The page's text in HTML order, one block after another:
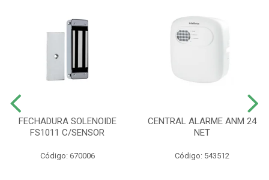
FECHADURA SOLENOIDE
FS1011 C/SENSOR
Código: 670006
CENTRAL ALARME ANM 24
NET
Código: 543512